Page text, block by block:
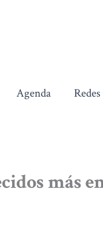
Agenda Redes
más